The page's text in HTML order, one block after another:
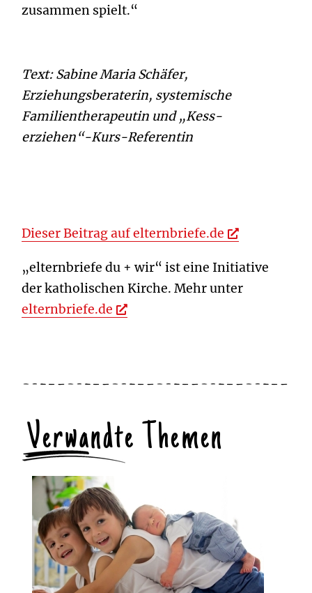
zusammen spielt.“
Text: Sabine Maria Schäfer,
Erziehungsberaterin, systemische
Familientherapeutin und „Kess-
erziehen“-Kurs-Referentin
Dieser Beitrag auf elternbriefe.de
„elternbriefe du + wir“ ist eine Initiative
der katholischen Kirche. Mehr unter
elternbriefe.de
Verwandte Themen